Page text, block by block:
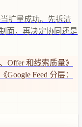
扩量成功。先拆清
面，再决定协同还是
Offer 和线索质量》
Feed 分层：